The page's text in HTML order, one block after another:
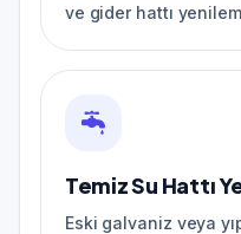
ve gider hattı
Temiz Su Hattı
Eski galvaniz veya